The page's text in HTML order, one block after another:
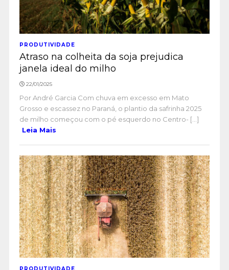
PRODUTIVIDADE
Atraso na colheita da soja prejudica
janela ideal do milho
22/01/2025
Por André Garcia Com chuva em excesso em Mato
Grosso e escassez no Paraná, o plantio da safrinha 2025
de milho começou com o pé esquerdo no Centro- [...]
Leia Mais